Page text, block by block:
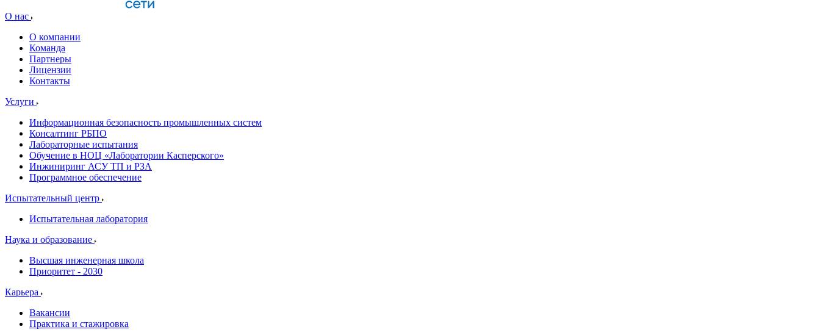
О нас
О компании
Команда
Партнеры
Лицензии
Контакты
Услуги
Информационная безопасность промышленных систем
Консалтинг РБПО
Лабораторные испытания
Обучение в НОЦ «Лаборатории Касперского»
Инжиниринг АСУ ТП и РЗА
Программное обеспечение
Испытательный центр
Испытательная лаборатория
Наука и образование
Высшая инженерная школа
Приоритет - 2030
Карьера
Вакансии
Практика и стажировка